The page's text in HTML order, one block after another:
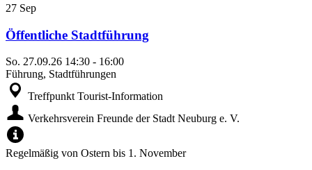
27 Sep
Öffentliche Stadtführung
So. 27.09.26 14:30 - 16:00
Führung, Stadtführungen
Treffpunkt Tourist-Information
Verkehrsverein Freunde der Stadt Neuburg e. V.
Regelmäßig von Ostern bis 1. November